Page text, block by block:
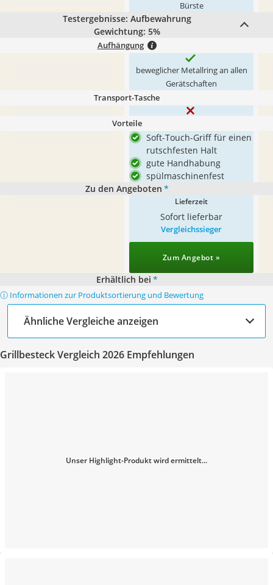
Bürste
Testergebnisse: Aufbewahrung
Gewichtung: 5%
Aufhängung
beweglicher Metallring an allen
Gerätschaften
Transport-Tasche
Vorteile
Soft-Touch-Griff für einen
rutschfesten Halt
gute Handhabung
spülmaschinenfest
Zu den Angeboten *
Lieferzeit
Sofort lieferbar
Vergleichssieger
Zum Angebot »
Erhältlich bei *
ⓘ Informationen zur Produktsortierung und Bewertung
Ähnliche Vergleiche anzeigen
Grillbesteck Vergleich 2026 Empfehlungen
Unser Highlight-Produkt wird ermittelt...